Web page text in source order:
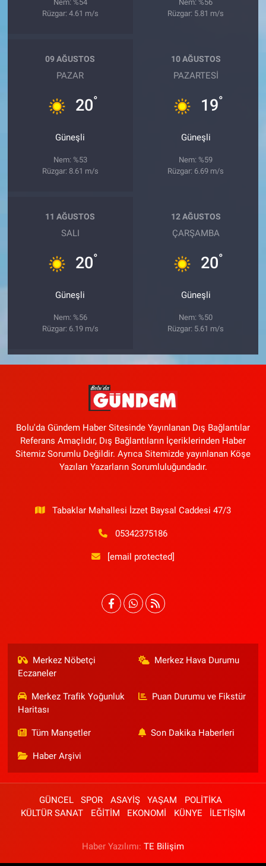
Nem: %54
Rüzgar: 4.61 m/s
Nem: %56
Rüzgar: 5.81 m/s
09 AĞUSTOS
PAZAR
20°
Güneşli
Nem: %53
Rüzgar: 8.61 m/s
10 AĞUSTOS
PAZARTESI
19°
Güneşli
Nem: %59
Rüzgar: 6.69 m/s
11 AĞUSTOS
SALI
20°
Güneşli
Nem: %56
Rüzgar: 6.19 m/s
12 AĞUSTOS
ÇARŞAMBA
20°
Güneşli
Nem: %50
Rüzgar: 5.61 m/s
Bolu'da Gündem Haber Sitesinde Yayınlanan Dış Bağlantılar
Referans Amaçlıdır, Dış Bağlantıların İçeriklerinden Haber
Sitemiz Sorumlu Değildir. Ayrıca Sitemizde yayınlanan Köşe
Yazıları Yazarların Sorumluluğundadır.
Tabaklar Mahallesi İzzet Baysal Caddesi 47/3
05342375186
[email protected]
Merkez Nöbetçi
Eczaneler
Merkez Hava Durumu
Merkez Trafik Yoğunluk
Haritası
Puan Durumu ve Fikstür
Tüm Manşetler Son Dakika Haberleri
Haber Arşivi
GÜNCEL SPOR ASAYİŞ YAŞAM
POLİTİKA
KÜLTÜR SANAT
EĞİTİM EKONOMİ KÜNYE İLETİŞİM
Haber Yazılımı: TE Bilişim